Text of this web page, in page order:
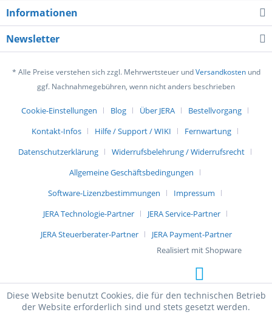
Informationen
Newsletter
* Alle Preise verstehen sich zzgl. Mehrwertsteuer undVersandkostenund
ggf. Nachnahmegebühren, wenn nicht anders beschrieben
Cookie-Einstellungen Blog Über JERA
Bestellvorgang
Kontakt-Infos
Hilfe / Support / WIKI
Fernwartung
Datenschutzerklärung
Widerrufsbelehrung / Widerrufsrecht
Allgemeine Geschäftsbedingungen
Software-Lizenzbestimmungen
Impressum
JERA Technologie-Partner
JERA Service-Partner
JERA Steuerberater-Partner
JERA Payment-Partner
Realisiert mit Shopware
Diese Website benutzt Cookies, die für den technischen Betrieb
der Website erforderlich sind und stets gesetzt werden.